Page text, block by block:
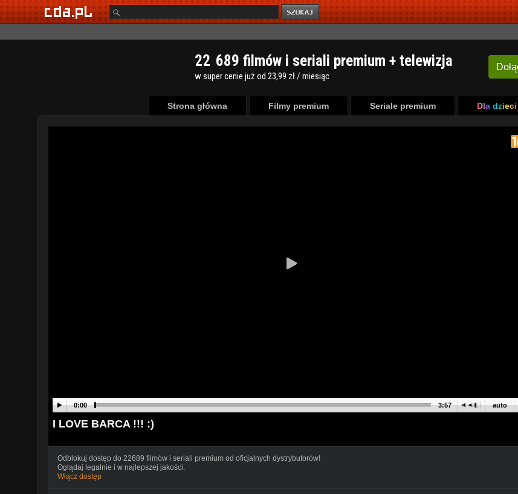
22 689 filmów i seriali premium + telewizja
w super cenie już od 23,99 zł / miesiąc
Strona główna Filmy premium Seriale premium Dla dzieci
auto
0:00 3:57
I LOVE BARCA !!! :)
Odblokuj dostęp do 22689 filmów i seriali premium od oficjalnych dystrybutorów!
Oglądaj legalnie i w najlepszej jakości.
Włącz dostęp